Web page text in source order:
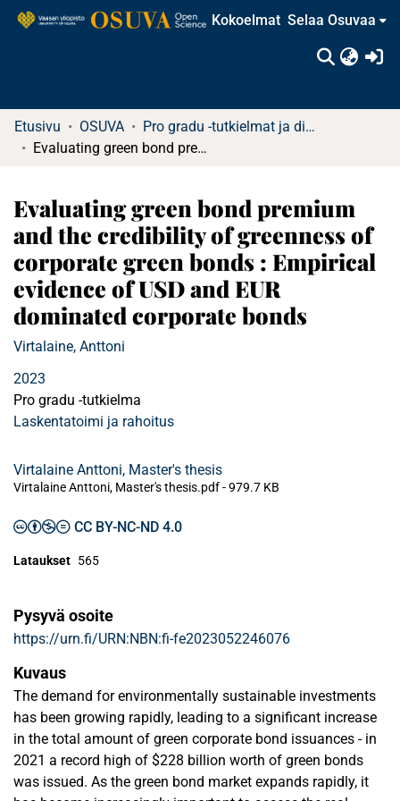
Kokoelmat Selaa Osuvaa
Etusivu OSUVA
Pro gradu -tutkielmat ja diplomityöt
Evaluating green bond premium and the credibility of greenness of corporate green bonds : Empirical evidence of USD and EUR dominated corporate bonds
Evaluating green bond premium
and the credibility of greenness of
corporate green bonds : Empirical
evidence of USD and EUR
dominated corporate bonds
Virtalaine, Anttoni
2023
Pro gradu -tutkielma
Laskentatoimi ja rahoitus
Virtalaine Anttoni, Master's thesis
Virtalaine Anttoni, Master's thesis.pdf -979.7 KB
CC BY-NC-ND 4.0
Lataukset 565
Pysyvä osoite
https://urn.fi/URN:NBN:fi-fe2023052246076
Kuvaus
The demand for environmentally sustainable investments
has been growing rapidly, leading to a significant increase
in the total amount of green corporate bond issuances - in
2021 a record high of $228 billion worth of green bonds
was issued. As the green bond market expands rapidly, it